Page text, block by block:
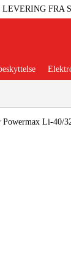
LEVERING FRA